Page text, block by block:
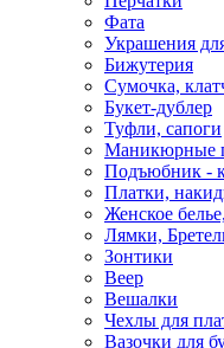
Фата
Украшения
Бижутерия
Сумочка,
Букет-дублер
Туфли, сапоги
Маникюрные
Подъюбник -
Платки,
Женское
Лямки,
Зонтики
Веер
Вешалки
Чехлы для
Вазочки для